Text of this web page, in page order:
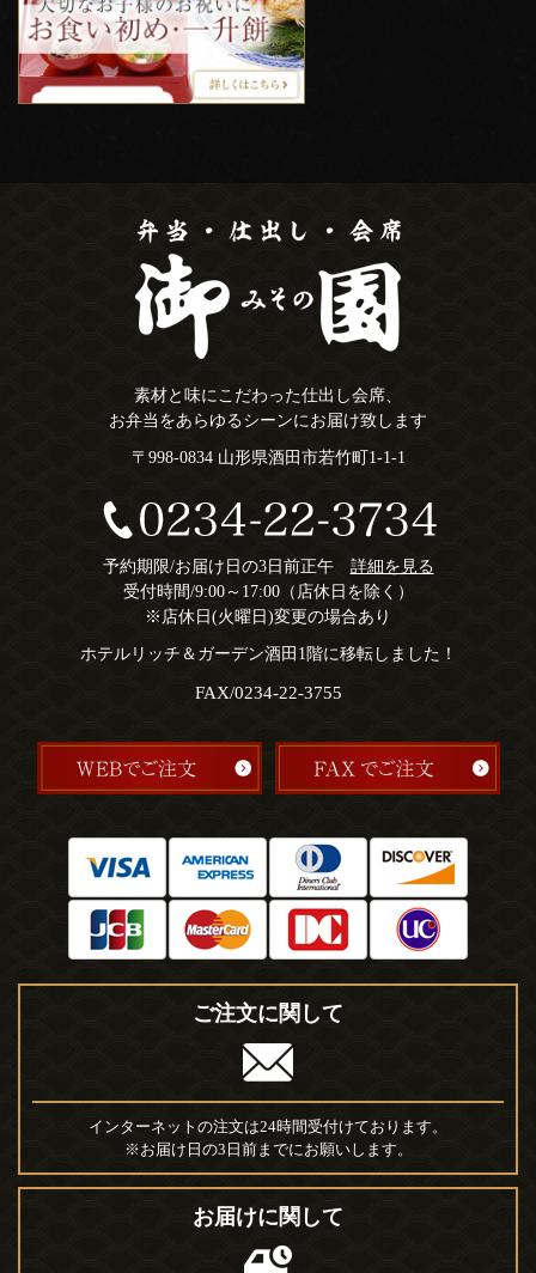
素材と味にこだわった仕出し会席、
お弁当をあらゆるシーンにお届け致します
〒998-0834 山形県酒田市若竹町1-1-1
予約期限/お届け日の3日前正午 詳細を見る
受付時間/9:00～17:00（店休日を除く）
※店休日(火曜日)変更の場合あり
ホテルリッチ＆ガーデン酒田1階に移転しました！
FAX/0234-22-3755
ご注文に関して
インターネットの注文は24時間受付けております。
※お届け日の3日前までにお願いします。
お届けに関して